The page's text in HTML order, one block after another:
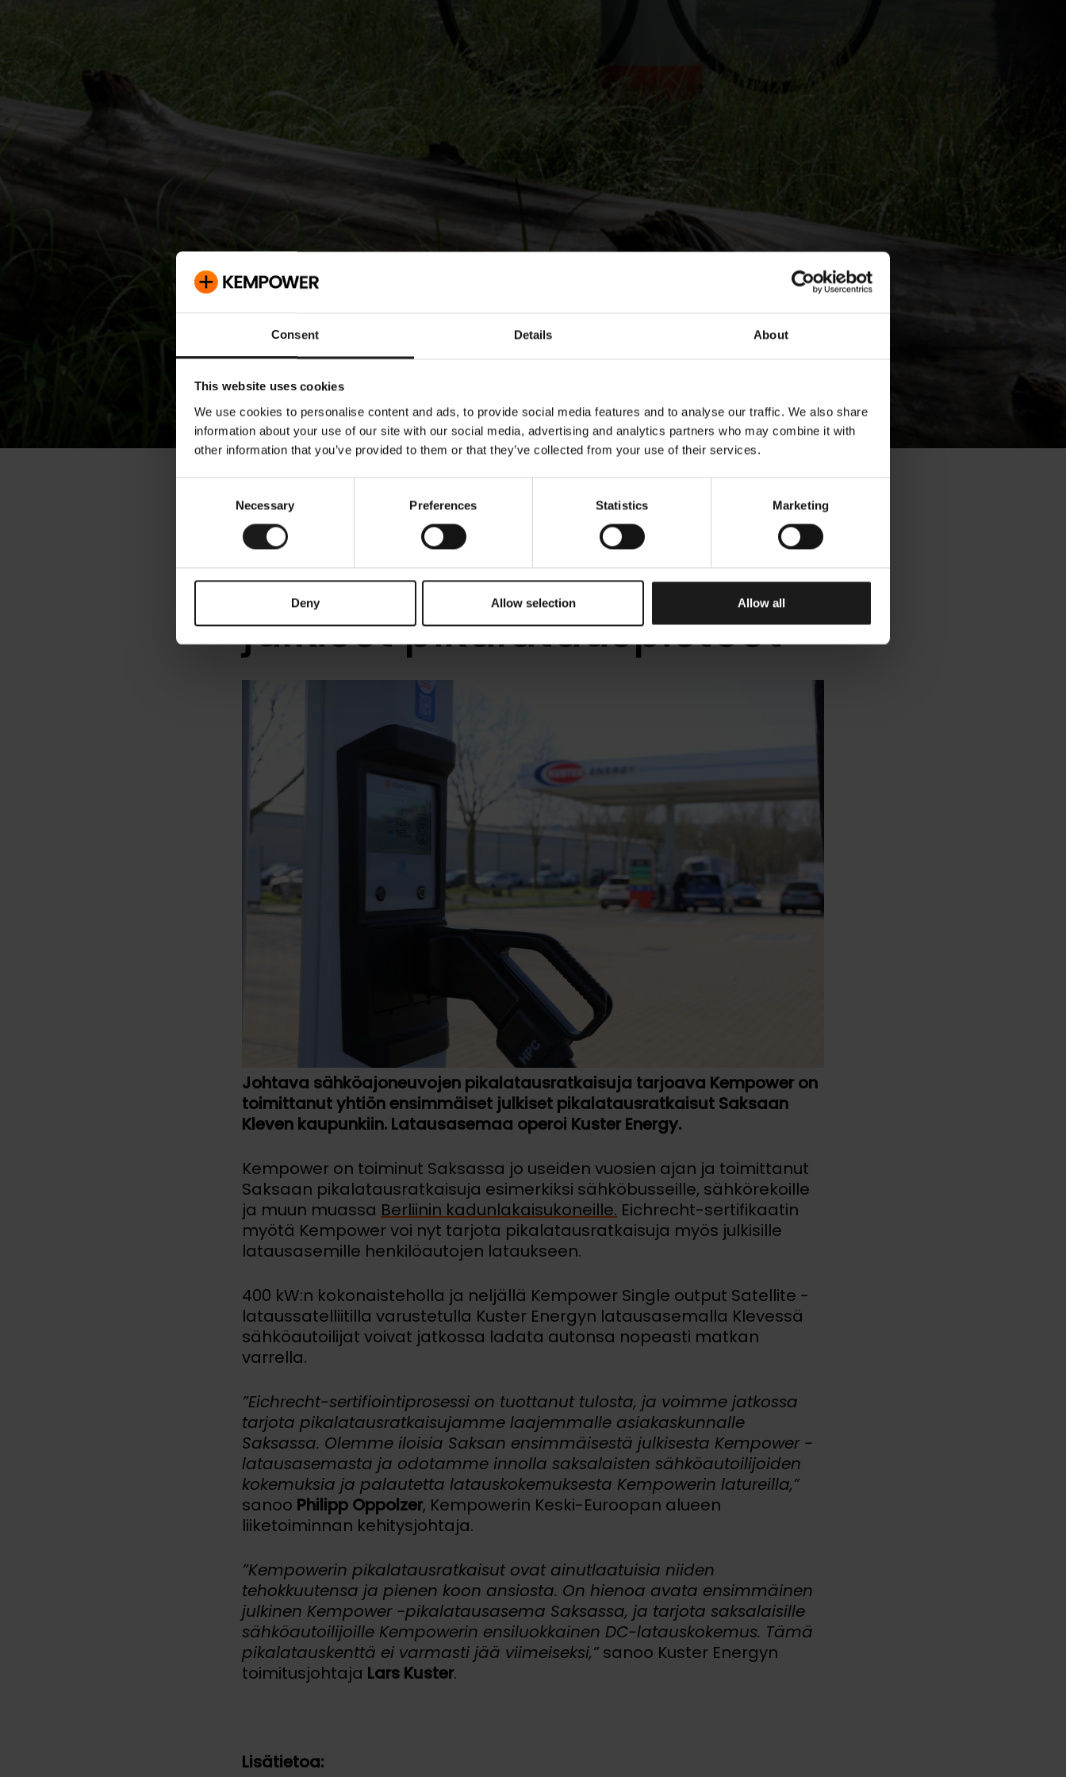
Consent Details About
This website uses cookies
We use cookies to personalise content and ads, to provide social media features and to analyse our traffic. We also share
information about your use of our site with our social media, advertising and analytics partners who may combine it with
other information that you’ve provided to them or that they’ve collected from your use of their services.
Necessary Preferences Statistics Marketing
Deny Allow selection Allow all
« Tiedotteet
Saksaan on asennettu
ensimmäiset Kempowerin
julkiset pikalatauspisteet
Johtava sähköajoneuvojen pikalatausratkaisuja tarjoava Kempower on
toimittanut yhtiön ensimmäiset julkiset pikalatausratkaisut Saksaan
Kleven kaupunkiin. Latausasemaa operoi Kuster Energy.
Kempower on toiminut Saksassa jo useiden vuosien ajan ja toimittanut
Saksaan pikalatausratkaisuja esimerkiksi sähköbusseille, sähkörekoille
ja muun muassa Berliinin kadunlakaisukoneille. Eichrecht-sertifikaatin
myötä Kempower voi nyt tarjota pikalatausratkaisuja myös julkisille
latausasemille henkilöautojen lataukseen.
400 kW:n kokonaisteholla ja neljällä Kempower Single output Satellite -
lataussatelliitilla varustetulla Kuster Energyn latausasemalla Klevessä
sähköautoilijat voivat jatkossa ladata autonsa nopeasti matkan
varrella.
”Eichrecht-sertifiointiprosessi on tuottanut tulosta, ja voimme jatkossa
tarjota pikalatausratkaisujamme laajemmalle asiakaskunnalle
Saksassa. Olemme iloisia Saksan ensimmäisestä julkisesta Kempower -
latausasemasta ja odotamme innolla saksalaisten sähköautoilijoiden
kokemuksia ja palautetta latauskokemuksesta Kempowerin latureilla,”
sanoo Philipp Oppolzer, Kempowerin Keski-Euroopan alueen
liiketoiminnan kehitysjohtaja.
”Kempowerin pikalatausratkaisut ovat ainutlaatuisia niiden
tehokkuutensa ja pienen koon ansiosta. On hienoa avata ensimmäinen
julkinen Kempower -pikalatausasema Saksassa, ja tarjota saksalaisille
sähköautoilijoille Kempowerin ensiluokkainen DC-latauskokemus. Tämä
pikalatauskenttä ei varmasti jää viimeiseksi,”sanoo Kuster Energyn
toimitusjohtaja Lars Kuster.
Lisätietoa: